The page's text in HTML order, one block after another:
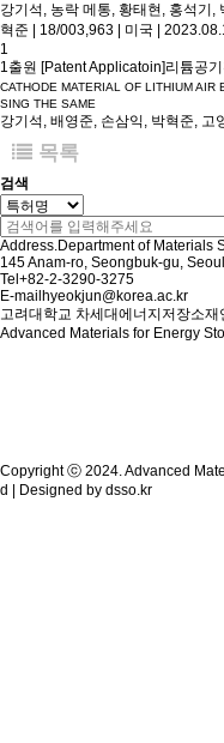
강기석, 농락 메통, 황태현, 홍석기,
혁준
18/003,963 미국
1
1출원 [Patent Applicatoin]리튬공
CATHODE MATERIAL OF LITHIUM AIR
SING THE SAME
강기석, 배영준, 손삼익, 박혁준, 고
목록
검색
Address.Department of Materials
145 Anam-ro, Seongbuk-gu,
Tel +82-2-3290-3275
E-mail hyeokjun@korea.ac.kr
고려대학교 차세대에너지저장소
Advanced Materials for Energy
Copyright ⓒ 2024. Advanced
d | Designed by dsso.kr